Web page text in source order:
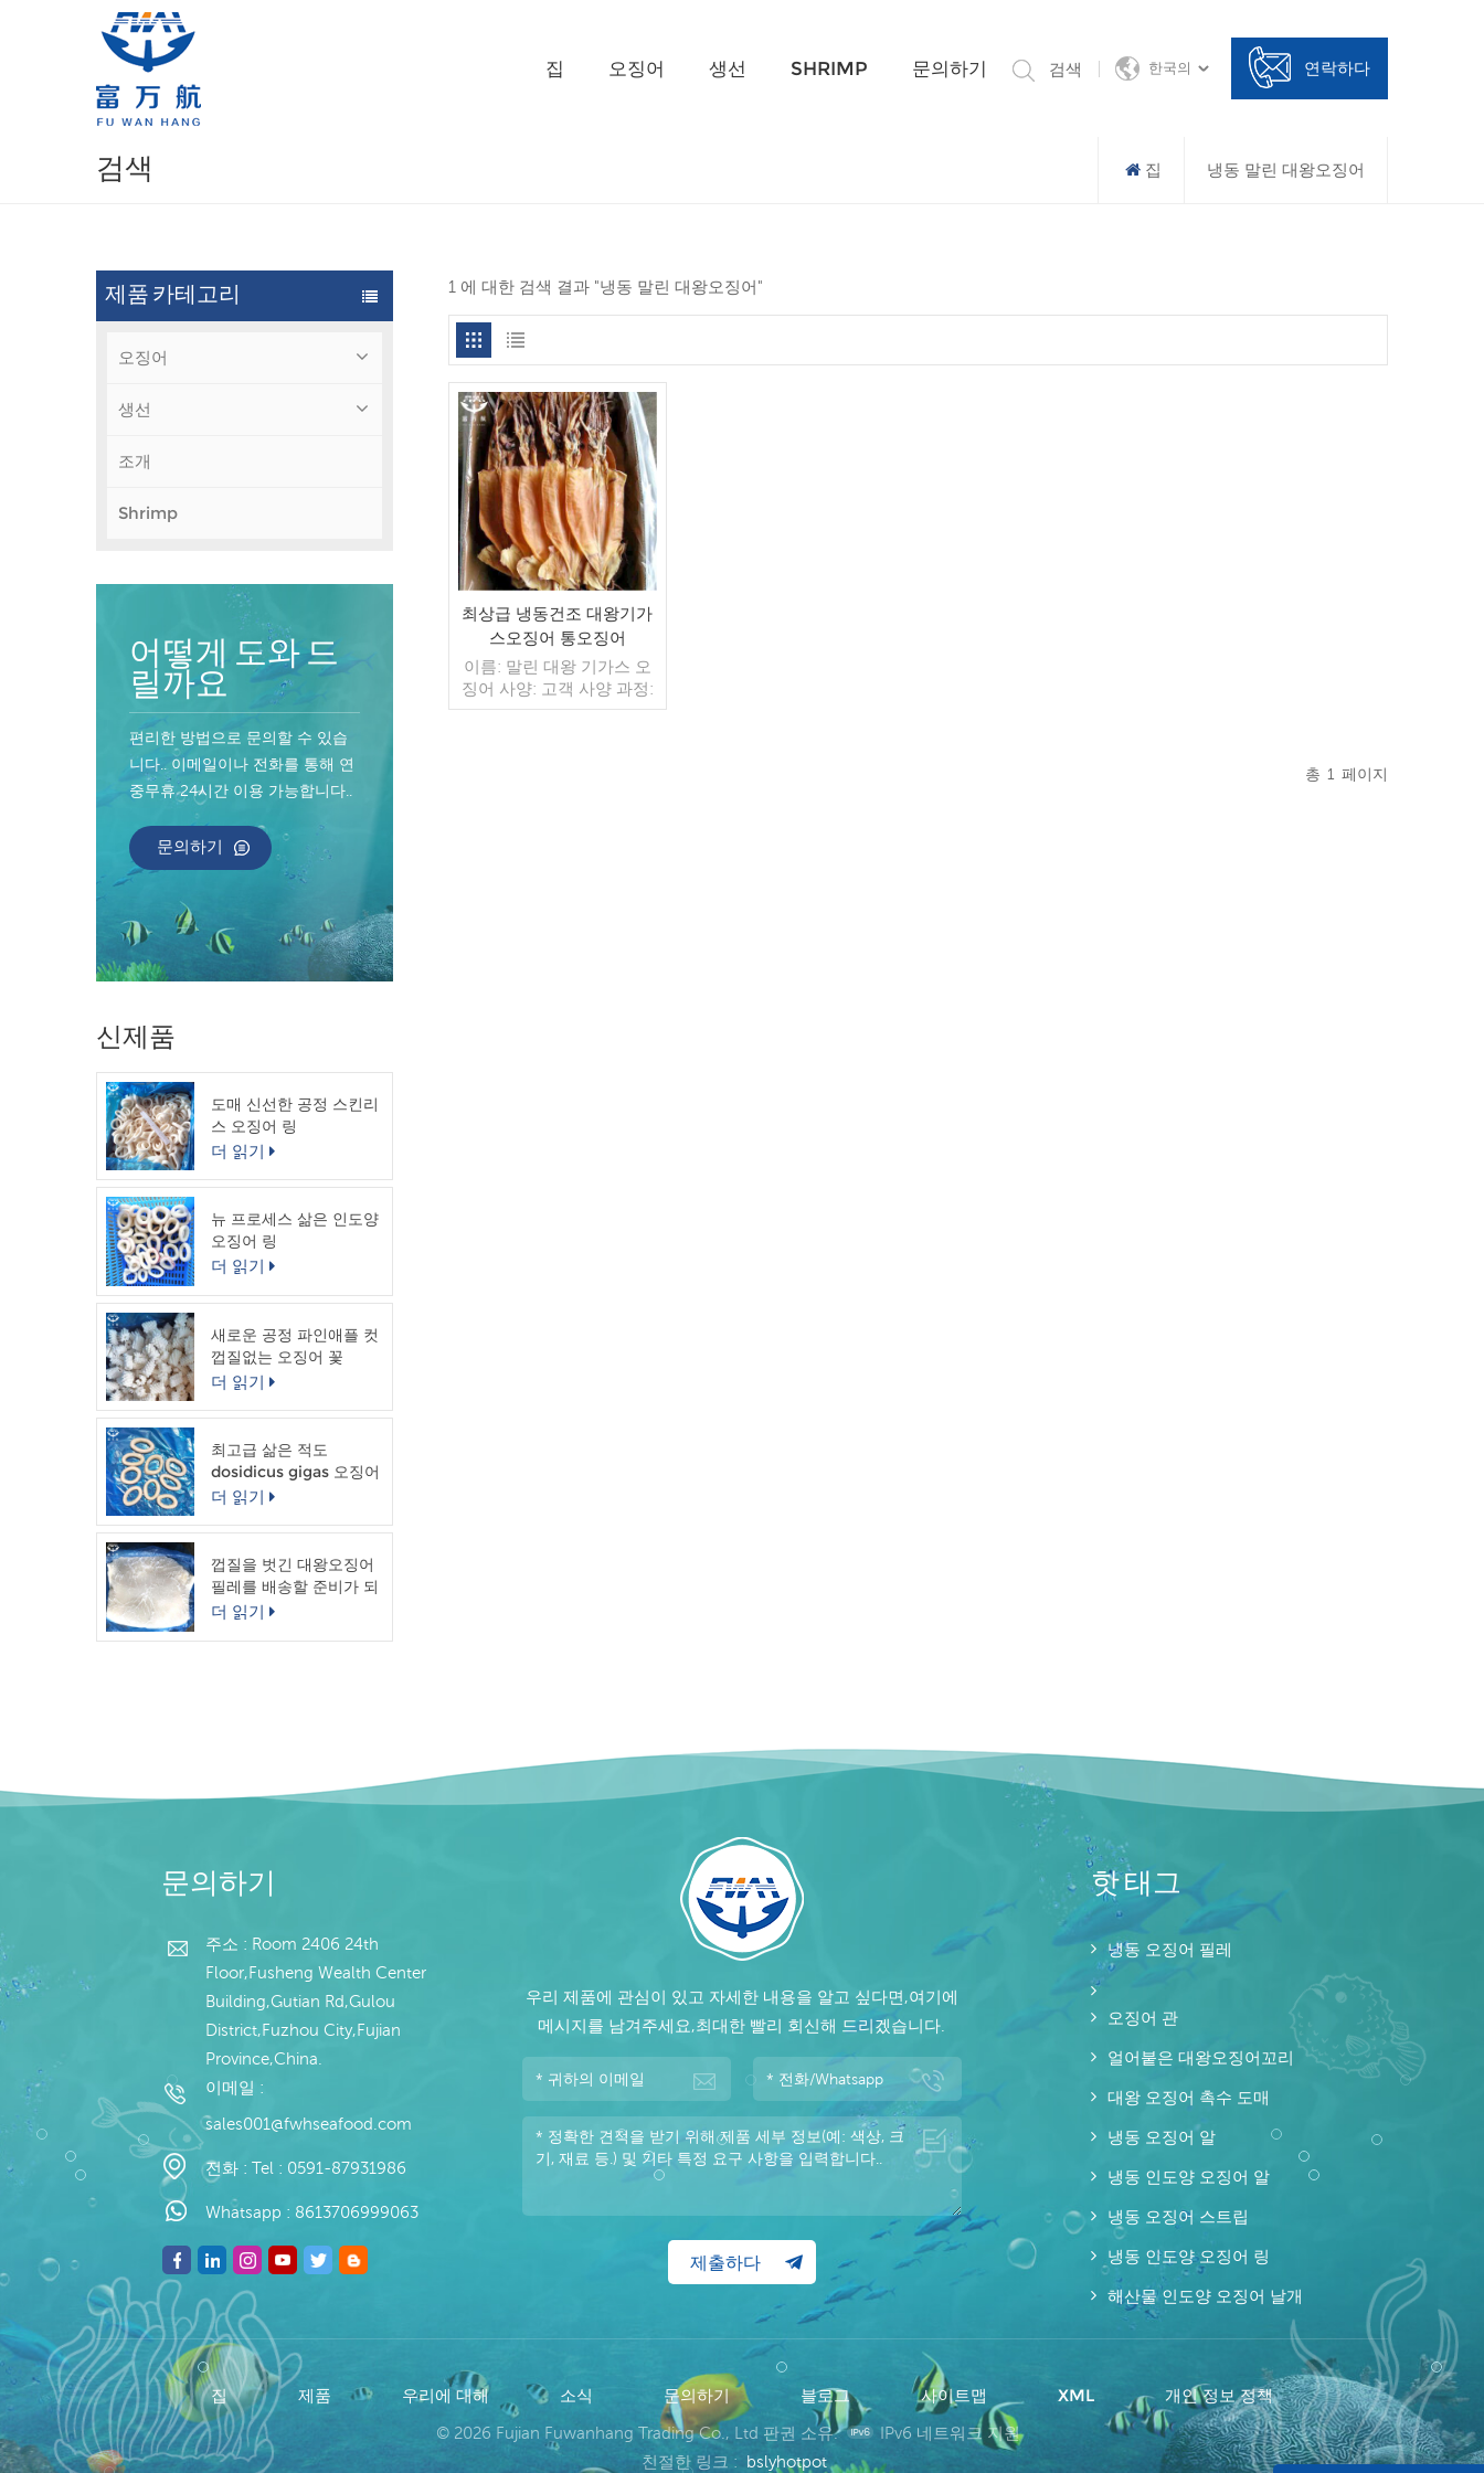
집 오징어 생선 SHRIMP 문의하기 검색 한국의 연락하다
검색 집 냉동 말린 대왕오징어
제품 카테고리
오징어
생선
조개
Shrimp
어떻게 도와 드
릴까요
편리한 방법으로 문의할 수 있습
니다.. 이메일이나 전화를 통해 연
중무휴 24시간 이용 가능합니다..
문의하기
신제품
도매 신선한 공정 스킨리
스 오징어 링
더 읽기
뉴 프로세스 삶은 인도양
오징어 링
더 읽기
새로운 공정 파인애플 컷
껍질없는 오징어 꽃
더 읽기
최고급 삶은 적도
dosidicus gigas 오징어
링
더 읽기
껍질을 벗긴 대왕오징어
필레를 배송할 준비가 되
었습니다.
더 읽기
1 에 대한 검색 결과 "냉동 말린 대왕오징어"
최상급 냉동건조 대왕기가
스오징어 통오징어
이름: 말린 대왕 기가스 오
징어 사양: 고객 사양 과정:
건조 글레이징: IQF 40%(맞
총 1 페이지
문의하기
주소 : Room 2406 24th
Floor,Fusheng Wealth Center
Building,Gutian Rd,Gulou
District,Fuzhou City,Fujian
Province,China.
이메일 :
sales001@fwhseafood.com
전화 : Tel : 0591-87931986
Whatsapp : 8613706999063
우리 제품에 관심이 있고 자세한 내용을 알고 싶다면,여기에
메시지를 남겨주세요,최대한 빨리 회신해 드리겠습니다.
핫 태그
냉동 오징어 필레
오징어 관
얼어붙은 대왕오징어꼬리
대왕 오징어 촉수 도매
냉동 오징어 알
냉동 인도양 오징어 알
냉동 오징어 스트립
냉동 인도양 오징어 링
해산물 인도양 오징어 날개
집 제품 우리에 대해 소식 문의하기 블로그 사이트맵 XML 개인 정보 정책
© 2026 Fujian Fuwanhang Trading Co., Ltd 판권 소유.
IPv6 네트워크 지원
친절한 링크 : bslyhotpot